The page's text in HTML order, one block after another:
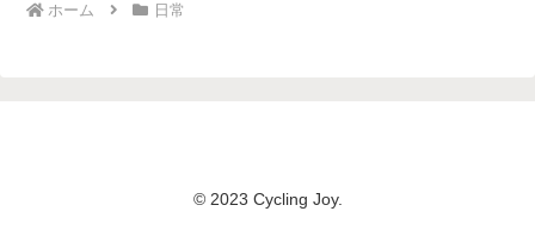
ホーム 日常
© 2023 Cycling Joy.